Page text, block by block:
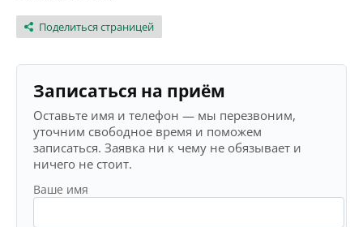
Поделиться страницей
Записаться на приём
Оставьте имя и телефон — мы перезвоним,
уточним свободное время и поможем
записаться. Заявка ни к чему не обязывает и
ничего не стоит.
Ваше имя